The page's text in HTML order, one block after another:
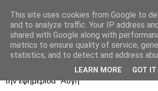
Ιστολόγιο
ΣΥΝ και ΣΥΡΙΖΑ
Περί ΣΥΝ, ΣΥΡΙΖΑ και ευρωεκλογικού
την εφημερίδα "Αυγή"
This site uses cookies from Google to
and to analyze traffic. Your IP address
shared with Google along with
metrics to ensure quality of service,
statistics, and to detect and address
LEARN MORE GOT IT